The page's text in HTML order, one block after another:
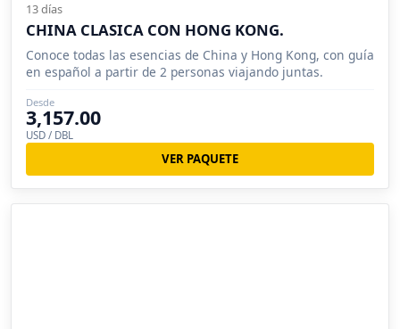
13 días
CHINA CLASICA CON HONG KONG.
Conoce todas las esencias de China y Hong Kong, con guía
en español a partir de 2 personas viajando juntas.
Desde
3,157.00
USD / DBL
VER PAQUETE